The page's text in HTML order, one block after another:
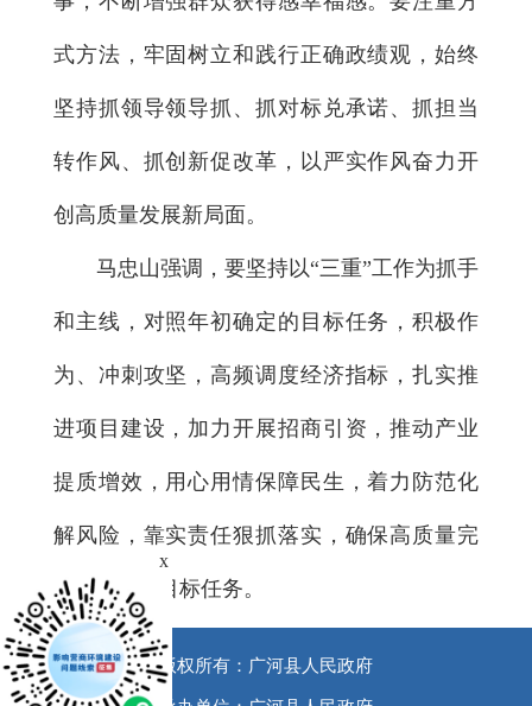
式方法，牢固树立和践行正确政绩观，始终
坚持抓领导领导抓、抓对标兑承诺、抓担当
转作风、抓创新促改革，以严实作风奋力开
创高质量发展新局面。
马忠山强调，要坚持以“三重”工作为抓手
和主线，对照年初确定的目标任务，积极作
为、冲刺攻坚，高频调度经济指标，扎实推
进项目建设，加力开展招商引资，推动产业
提质增效，用心用情保障民生，着力防范化
解风险，靠实责任狠抓落实，确保高质量完
成“双过半”目标任务。
版权所有：广河县人民政府
x